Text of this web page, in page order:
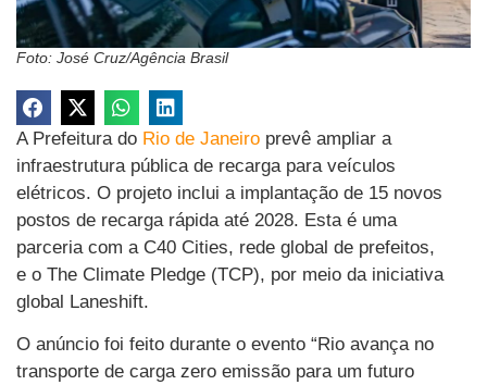
Foto: José Cruz/Agência Brasil
A Prefeitura do Rio de Janeiro prevê ampliar a
infraestrutura pública de recarga para veículos
elétricos. O projeto inclui a implantação de 15 novos
postos de recarga rápida até 2028. Esta é uma
parceria com a C40 Cities, rede global de prefeitos,
e o The Climate Pledge (TCP), por meio da iniciativa
global Laneshift.
O anúncio foi feito durante o evento “Rio avança no
transporte de carga zero emissão para um futuro